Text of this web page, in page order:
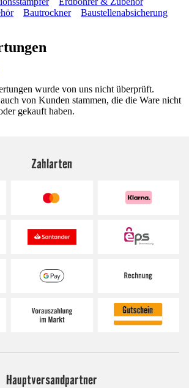
Bautrockner
Baustellenabsicherung
wurde von uns nicht überprüft.
von Kunden stammen, die die Ware nicht
gekauft haben.
Zahlarten
Hauptversandpartner